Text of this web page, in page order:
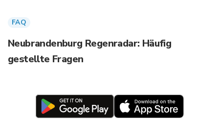
FAQ
Neubrandenburg Regenradar: Häufig
gestellte Fragen